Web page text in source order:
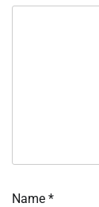
Name *